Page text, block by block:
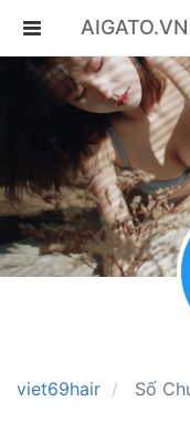
AIGATO.VN
viet69hair Số